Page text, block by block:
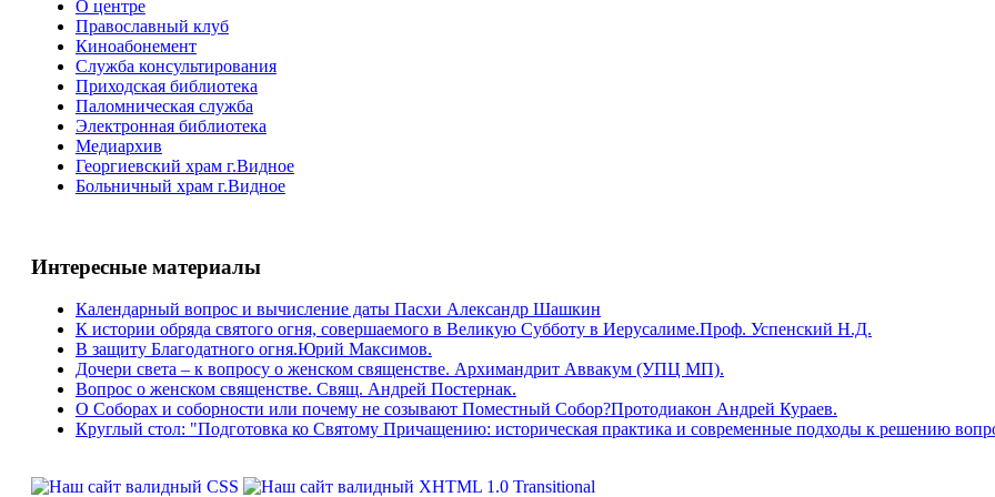
О центре
Православный клуб
Киноабонемент
Служба консультирования
Приходская библиотека
Паломническая служба
Электронная библиотека
Медиархив
Георгиевский храм г.Видное
Больничный храм г.Видное
Интересные материалы
Календарный вопрос и вычисление даты Пасхи Александр Шашкин
К истории обряда святого огня, совершаемого в Великую Субботу в Иерусалиме.Проф. Успенский Н.Д.
В защиту Благодатного огня.Юрий Максимов.
Дочери света – к вопросу о женском священстве. Архимандрит Аввакум (УПЦ МП).
Вопрос о женском священстве. Cвящ. Андрей Постернак.
О Соборах и соборности или почему не созывают Поместный Собор?Протодиакон Андрей Кураев.
Круглый стол: "Подготовка ко Святому Причащению: историческая практика и современные подходы к решению